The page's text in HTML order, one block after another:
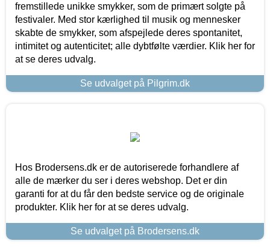
fremstillede unikke smykker, som de primært solgte på
festivaler. Med stor kærlighed til musik og mennesker
skabte de smykker, som afspejlede deres spontanitet,
intimitet og autenticitet; alle dybtfølte værdier. Klik her for
at se deres udvalg.
Se udvalget på Pilgrim.dk
Hos Brodersens.dk er de autoriserede forhandlere af
alle de mærker du ser i deres webshop. Det er din
garanti for at du får den bedste service og de originale
produkter. Klik her for at se deres udvalg.
Se udvalget på Brodersens.dk